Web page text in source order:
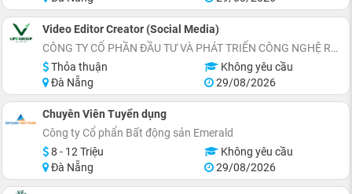
Video Editor Creator (Social Media)
CÔNG TY CỔ PHẦN ĐẦU TƯ VÀ PHÁT TRIỂN CÔNG NGHỆ REELIFE
Thỏa thuận
Không yêu cầu
Đà Nẵng
29/08/2026
Chuyên Viên Tuyển dụng
Công ty Cổ phẩn Bất động sản Emerald
8 - 12 Triệu
Không yêu cầu
Đà Nẵng
29/08/2026